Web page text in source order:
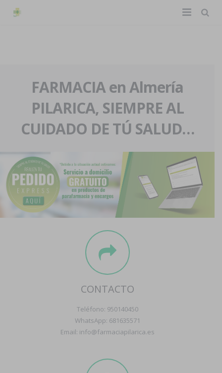
La farmacia
Nuestra historia
Nuestro equipo
Eventos
Servicios y reservas
Pedidos express
Blog
Contacto
Boletín
FARMACIA en Almería
PILARICA, SIEMPRE AL
CUIDADO DE TÚ SALUD…
CONTACTO
Teléfono: 950140450
WhatsApp: 681635571
Email: info@farmaciapilarica.es